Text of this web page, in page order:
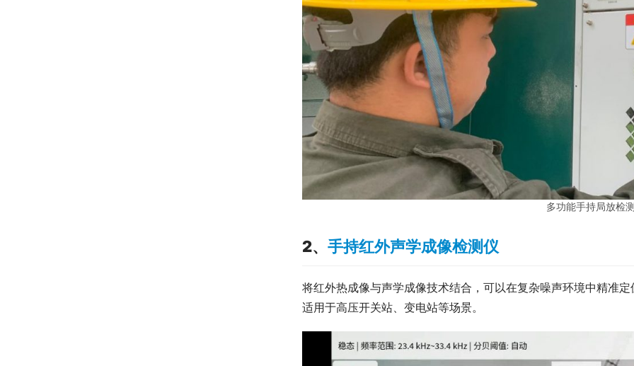
多功能手持局放检
2、 手持红外声学成像检测仪
将红外热成像与声学成像技术结合，可以在复杂噪声环境中精准
适用于高压开关站、变电站等场景。